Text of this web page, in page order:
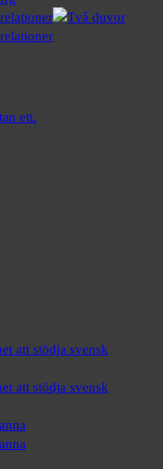
att stödja svensk
att stödja svensk